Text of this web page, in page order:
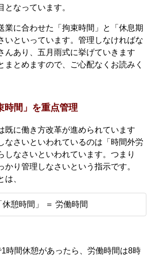
となっています。
業に合わせた「拘束時間」と「休息期
いといっています。管理しなければな
んあり、五月雨式に挙げていきます
まとめますので、ご心配なくお読みく
時間」を重点管理
既に働き方改革が進められています
なさいといわれているのは「時間外労
しなさいといわれています。つまり
かり管理しなさいという指示です。
は、
休憩時間」 ＝ 労働時間
時間休憩があったら、労働時間は8時